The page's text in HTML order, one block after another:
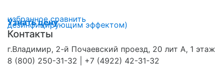
избранное сравнить
Узнать цену
Контакты
г.Владимир, 2-й Почаевский проезд, 20 лит А, 1 этаж
8 (800) 250-31-32 | +7 (4922) 42-31-32